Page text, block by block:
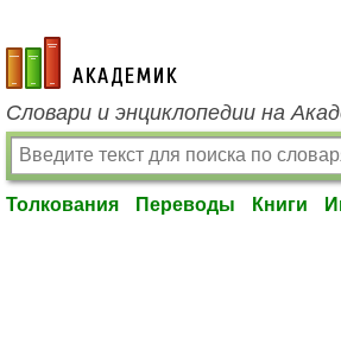
academic.ru
Словари и энциклопедии на
Толкования Переводы Книги